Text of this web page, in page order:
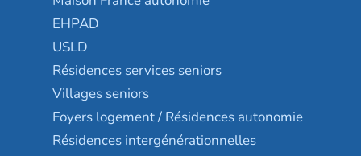
EHPAD
USLD
Résidences services seniors
Villages seniors
Foyers logement / Résidences autonomie
Résidences intergénérationnelles